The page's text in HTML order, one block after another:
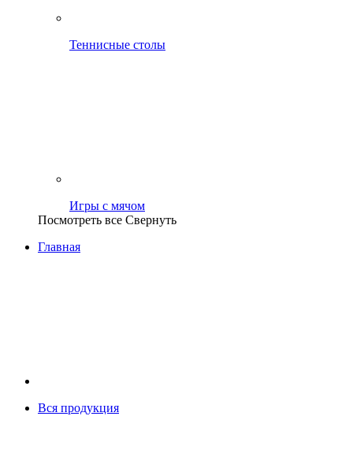
Теннисные столы
Игры с мячом
Посмотреть все Свернуть
Главная
Вся продукция